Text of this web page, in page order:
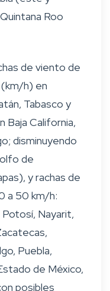
Roo
de viento de
h) en
Tabasco y
Baja California,
disminuyendo
de
y rachas de
a 50 km/h:
Potosí, Nayarit,
Puebla,
de México,
posibles